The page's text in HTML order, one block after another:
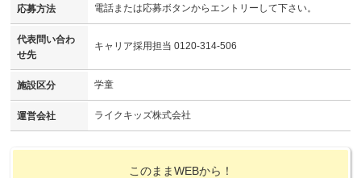
応募方法 電話または応募ボタンからエントリーして下さい。
代表問い合わ
せ先
キャリア採用担当 0120-314-506
施設区分 学童
運営会社 ライクキッズ株式会社
このままWEBから！